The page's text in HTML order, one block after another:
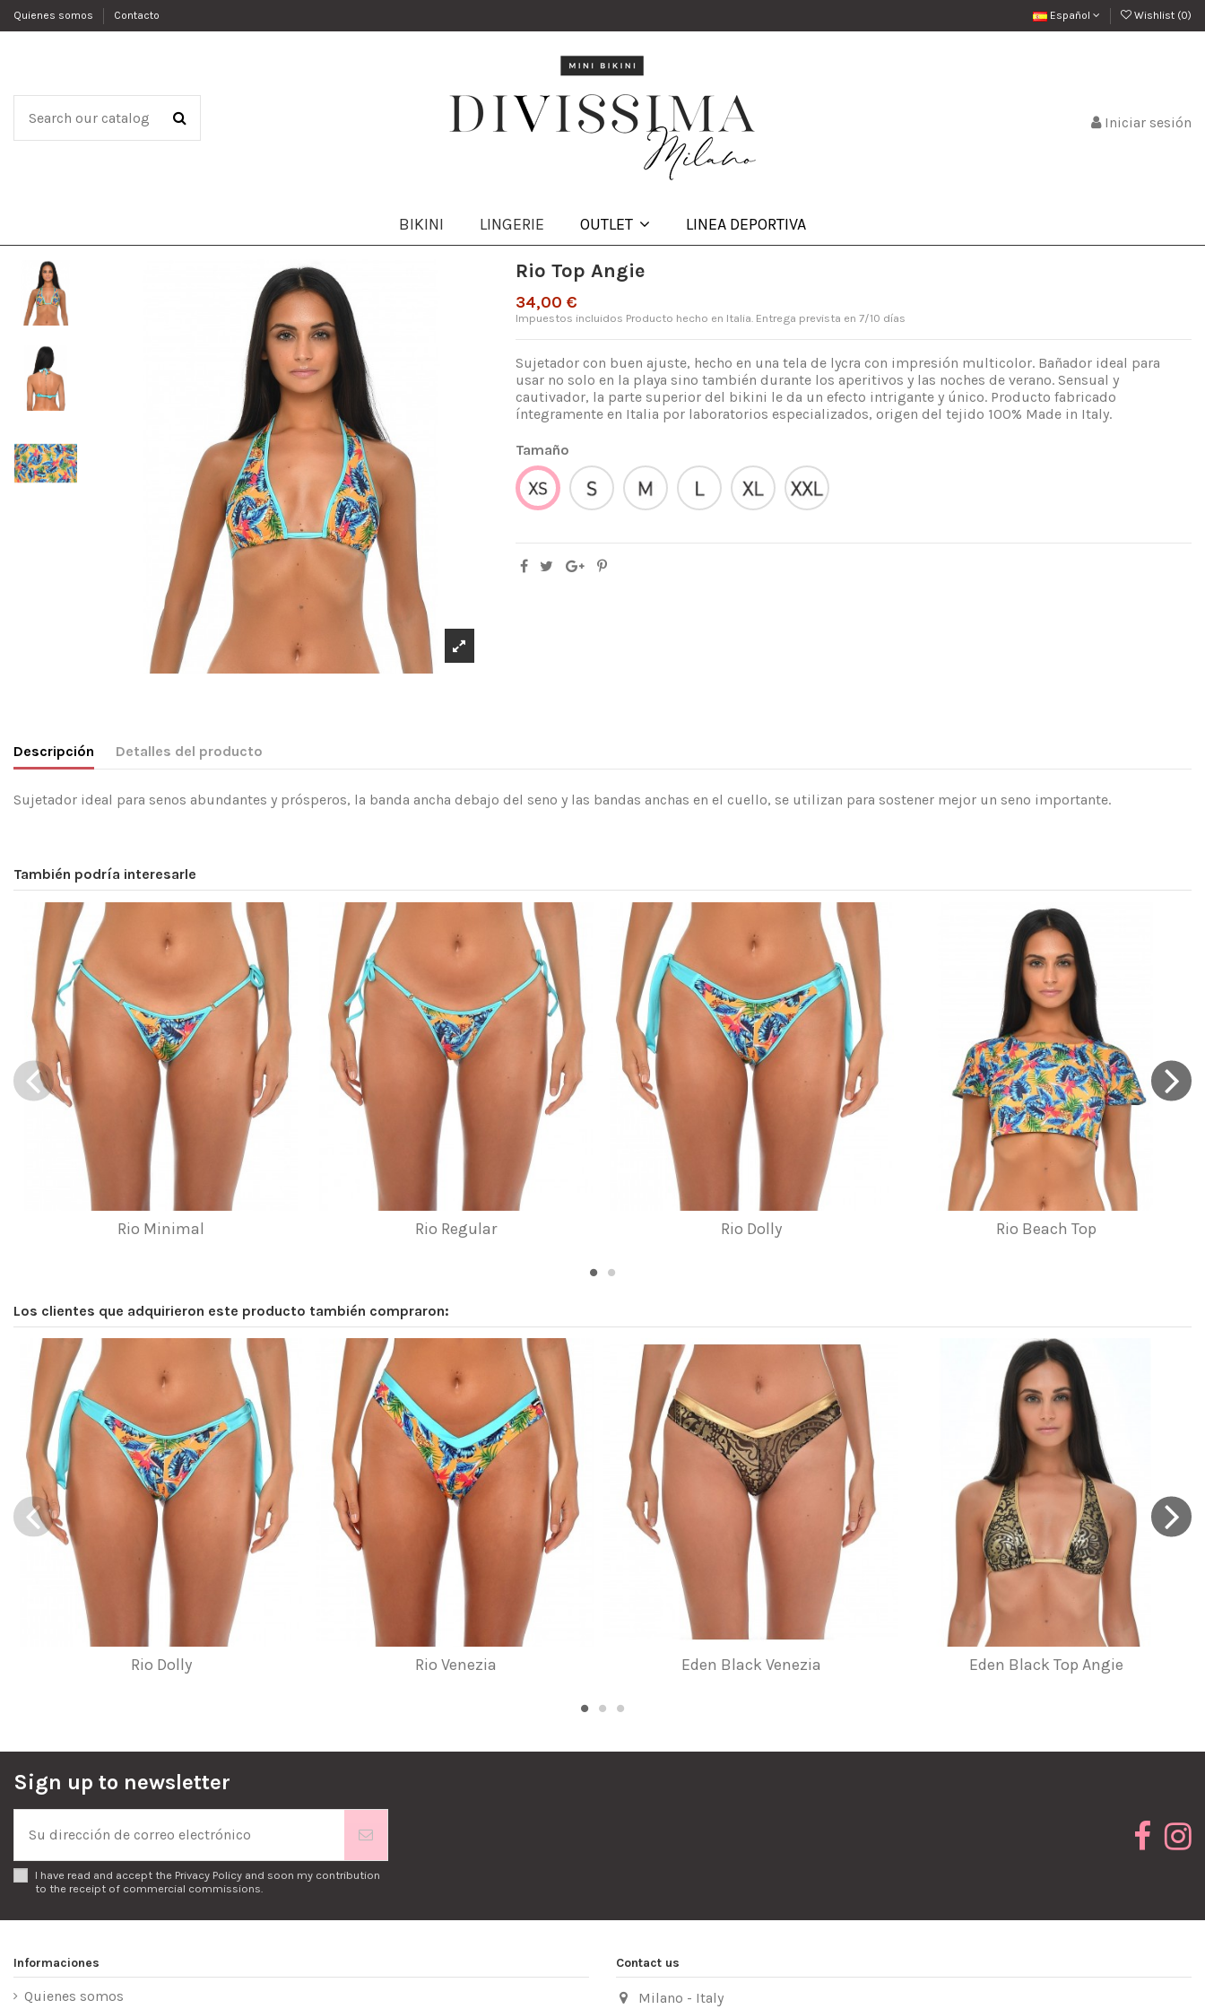
Quienes somos Contacto Español Wishlist (0)
Iniciar sesión
BIKINI LINGERIE OUTLET LINEA DEPORTIVA
Rio Top Angie
34,00 €
Impuestos incluidos Producto hecho en Italia. Entrega prevista en 7/10 días
Sujetador con buen ajuste, hecho en una tela de lycra con impresión multicolor. Bañador ideal para
usar no solo en la playa sino también durante los aperitivos y las noches de verano. Sensual y
cautivador, la parte superior del bikini le da un efecto intrigante y único. Producto fabricado
íntegramente en Italia por laboratorios especializados, origen del tejido 100% Made in Italy.
Tamaño
XS
S M XL XXL
Descripción Detalles del producto
Sujetador ideal para senos abundantes y prósperos, la banda ancha debajo del seno y las bandas anchas en el cuello, se utilizan para sostener mejor un seno importante.
Encajar
Composición
80% Poliéster 20% Elastane
Dimensiones
Ajuste normal
Marca
También podría interesarle
Rio Minimal Rio Regular Rio Dolly Rio Beach Top
Los clientes que adquirieron este producto también compraron:
Rio Dolly Rio Venezia Eden Black Venezia Eden Black Top Angie
Sign up to newsletter
I have read and accept the Privacy Policy and soon my contribution
to the receipt of commercial commissions.
Informaciones
Quienes somos
Contact us
Milano - Italy